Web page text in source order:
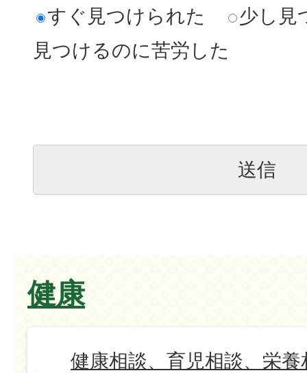
すぐ見つけられた
少し見
見つけるのに苦労した
健康
健康相談、育児相談、栄